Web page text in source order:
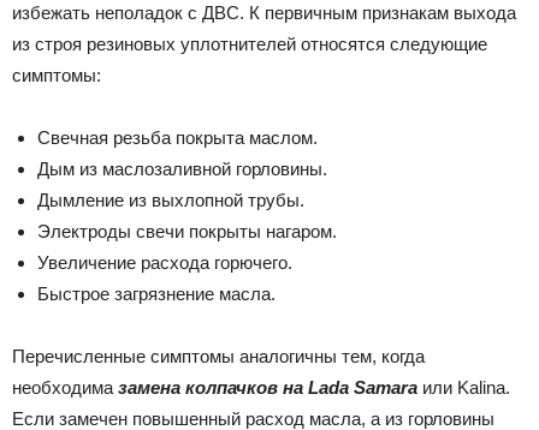
избежать неполадок с ДВС. К первичным признакам выхода
из строя резиновых уплотнителей относятся следующие
симптомы:
Свечная резьба покрыта маслом.
Дым из маслозаливной горловины.
Дымление из выхлопной трубы.
Электроды свечи покрыты нагаром.
Увеличение расхода горючего.
Быстрое загрязнение масла.
Перечисленные симптомы аналогичны тем, когда
необходима замена колпачков на Lada Samara или Kalina.
Если замечен повышенный расход масла, а из горловины